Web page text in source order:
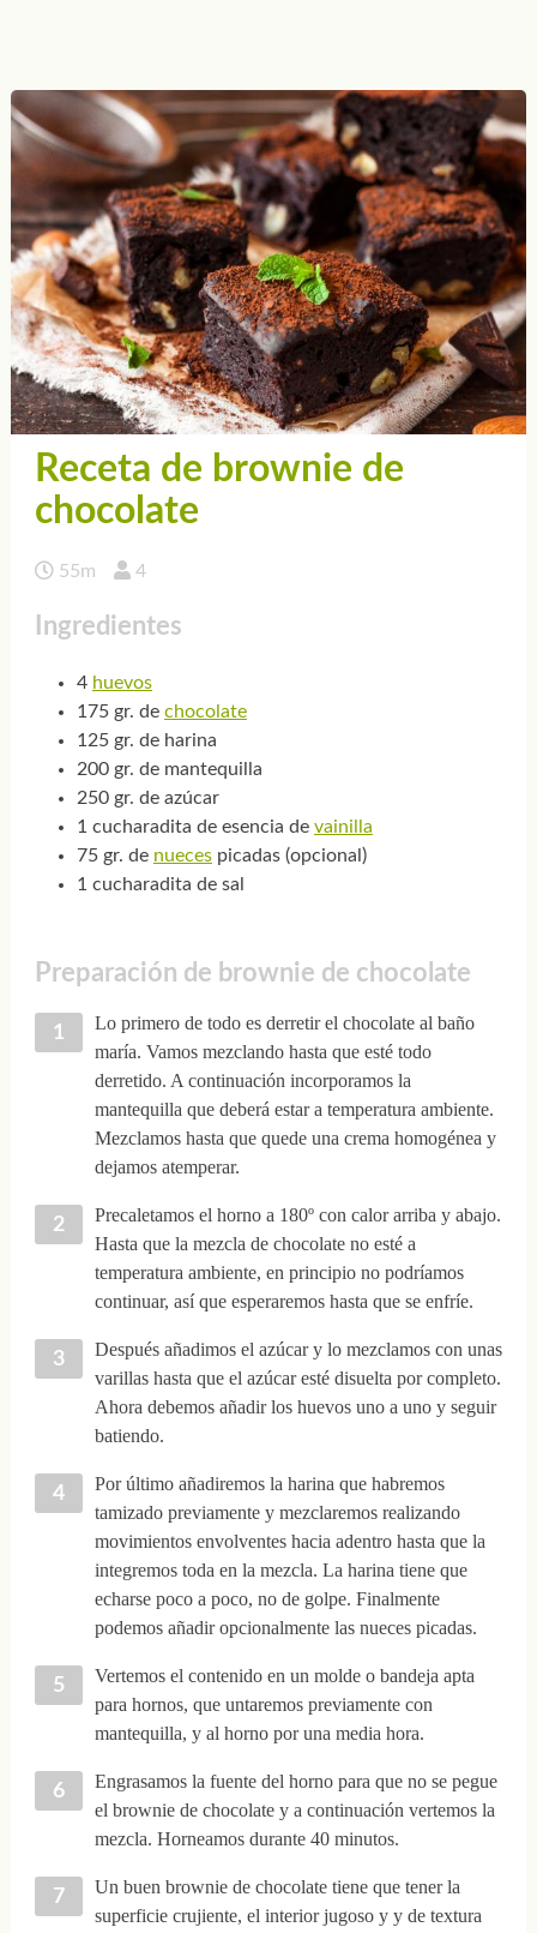
Receta de brownie de
chocolate
55m 4
Ingredientes
4 huevos
175 gr. de chocolate
125 gr. de harina
200 gr. de mantequilla
250 gr. de azúcar
1 cucharadita de esencia de vainilla
75 gr. de nuecespicadas (opcional)
1 cucharadita de sal
Preparación de brownie de chocolate
Lo primero de todo es derretir el chocolate al baño
maría. Vamos mezclando hasta que esté todo
derretido. A continuación incorporamos la
mantequilla que deberá estar a temperatura ambiente.
Mezclamos hasta que quede una crema homogénea y
dejamos atemperar.
Precaletamos el horno a 180º con calor arriba y abajo.
Hasta que la mezcla de chocolate no esté a
temperatura ambiente, en principio no podríamos
continuar, así que esperaremos hasta que se enfríe.
Después añadimos el azúcar y lo mezclamos con unas
varillas hasta que el azúcar esté disuelta por completo.
Ahora debemos añadir los huevos uno a uno y seguir
batiendo.
Por último añadiremos la harina que habremos
tamizado previamente y mezclaremos realizando
movimientos envolventes hacia adentro hasta que la
integremos toda en la mezcla. La harina tiene que
echarse poco a poco, no de golpe. Finalmente
podemos añadir opcionalmente las nueces picadas.
Vertemos el contenido en un molde o bandeja apta
para hornos, que untaremos previamente con
mantequilla, y al horno por una media hora.
Engrasamos la fuente del horno para que no se pegue
el brownie de chocolate y a continuación vertemos la
mezcla. Horneamos durante 40 minutos.
Un buen brownie de chocolate tiene que tener la
superficie crujiente, el interior jugoso y y de textura